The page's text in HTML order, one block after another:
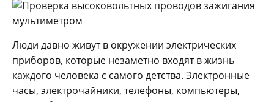
Люди давно живут в окружении электрических
приборов, которые незаметно входят в жизнь
каждого человека с самого детства. Электронные
часы, электрочайники, телефоны, компьютеры,